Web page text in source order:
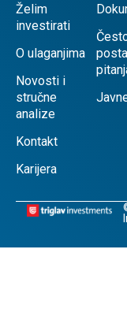
Želim
investirati
O ulaganjima
Novosti i
stručne
analize
Kontakt
Karijera